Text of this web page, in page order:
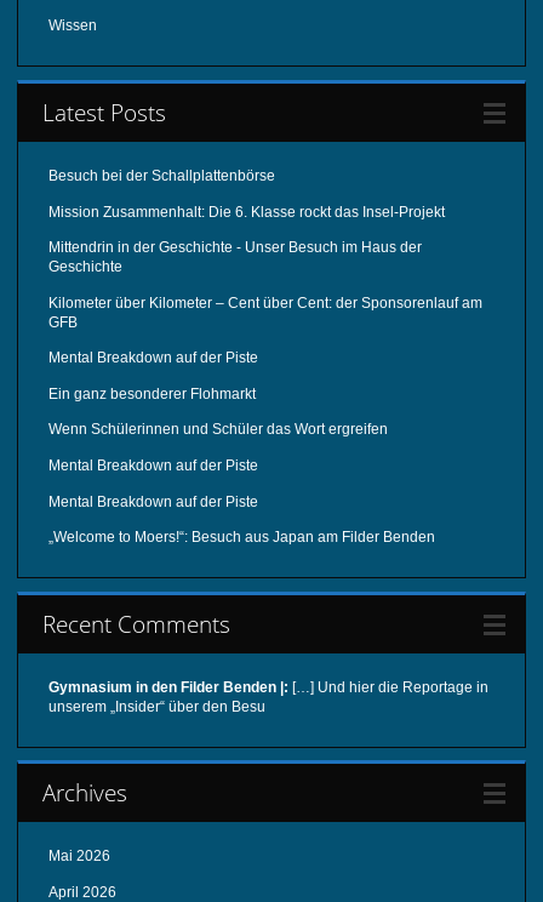
Wissen
Latest Posts
Besuch bei der Schallplattenbörse
Mission Zusammenhalt: Die 6. Klasse rockt das Insel-Projekt
Mittendrin in der Geschichte - Unser Besuch im Haus der
Geschichte
Kilometer über Kilometer – Cent über Cent: der Sponsorenlauf am
GFB
Mental Breakdown auf der Piste
Ein ganz besonderer Flohmarkt
Wenn Schülerinnen und Schüler das Wort ergreifen
Mental Breakdown auf der Piste
Mental Breakdown auf der Piste
„Welcome to Moers!“: Besuch aus Japan am Filder Benden
Recent Comments
Gymnasium in den Filder Benden |: […] Und hier die Reportage in
unserem „Insider“ über den Besu
Archives
Mai 2026
April 2026